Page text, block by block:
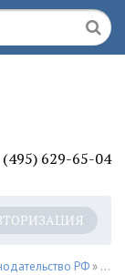
(495) 629-65-04
РФ » О